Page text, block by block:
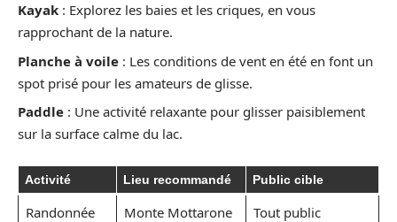
Kayak : Explorez les baies et les criques, en vous
rapprochant de la nature.
Planche à voile : Les conditions de vent en été en font un
spot prisé pour les amateurs de glisse.
Paddle : Une activité relaxante pour glisser paisiblement
sur la surface calme du lac.
Activité Lieu recommandé Public cible
Randonnée Monte Mottarone Tout public